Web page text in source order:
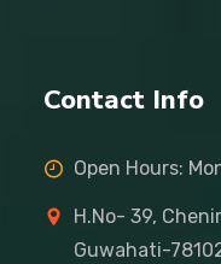
Contact Info
Open Hours:
H.No- 39,
Guwahati-